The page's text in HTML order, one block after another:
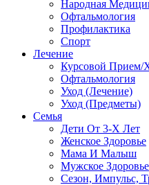
Народная
Офтальмология
Профилактика
Спорт
Лечение
Курсовой Прием/
Офтальмология
Уход (Лечение)
Уход (Предметы)
Семья
Дети От 3-Х Лет
Женское Здоровье
Мама И Малыш
Мужское Здоровье
Сезон, Импульс,